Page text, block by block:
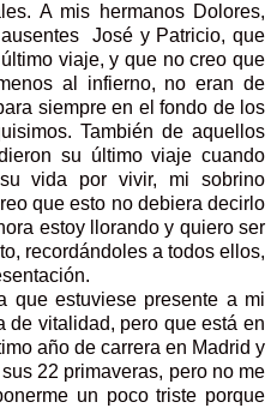
A mis hermanos Dolores,
José y Patricio, que
viaje, y que no creo que
al infierno, no eran de
siempre en el fondo de los
También de aquellos
su último viaje cuando
vida por vivir, mi sobrino
que esto no debiera decirlo
estoy llorando y quiero ser
recordándoles a todos ellos,
que estuviese presente a mi
de vitalidad, pero que está en
año de carrera en Madrid y
22 primaveras, pero no me
un poco triste porque